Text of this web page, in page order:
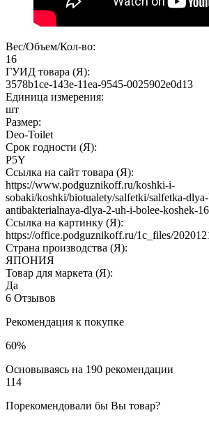
Вес/Объем/Кол-во:
16
ГУИД товара (Я):
3578b1ce-143e-11ea-9545-0025902e0d13
Единица измерения:
шт
Размер:
Deo-Toilet
Срок годности (Я):
P5Y
Ссылка на сайт товара (Я):
https://www.podguznikoff.ru/koshki-i-
sobaki/koshki/biotualety/salfetki/salfetka-
antibakterialnaya-dlya-2-uh-i-bolee-koshek-
Ссылка на картинку (Я):
https://office.podguznikoff.ru/1c_files/
Страна производства (Я):
ЯПОНИЯ
Товар для маркета (Я):
Да
6 Отзывов
Рекомендация к покупке
60%
Основываясь на 190 рекомендации
114
Порекомендовали бы Вы товар?